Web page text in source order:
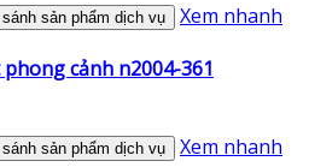
sản phẩm dịch vụ Xem nhanh
cảnh n2004-361
sản phẩm dịch vụ Xem nhanh